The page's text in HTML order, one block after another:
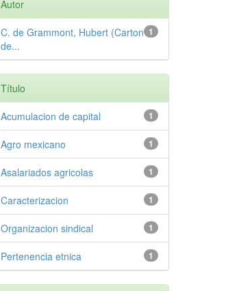
Autor
1
C. de Grammont, Hubert (Carton
de...
Título
1
Acumulacion de capital
1
Agro mexicano
1
Asalariados agricolas
1
Caracterizacion
1
Organizacion sindical
1
Pertenencia etnica